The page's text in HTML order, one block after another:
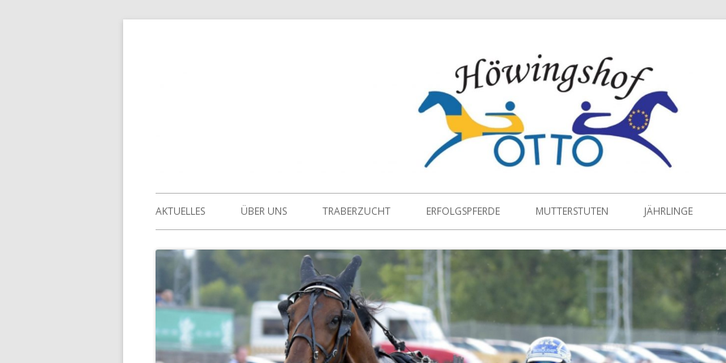
Primäres
Menü
AKTUELLES ÜBER UNS TRABERZUCHT ERFOLGSPFERDE MUTTERSTUTEN JÄHRLINGE